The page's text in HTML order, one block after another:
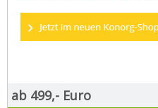
ab 499,- Euro